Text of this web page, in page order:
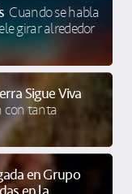
Cuando se habla
girar alrededor
Sigue Viva
con tanta
en Grupo